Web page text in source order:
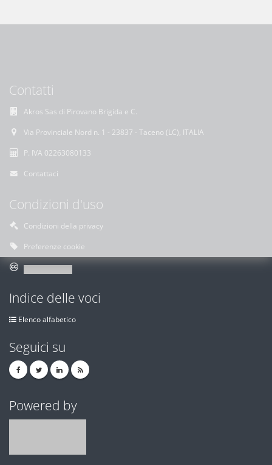
Contatti
Akros Sas di Pirovano Brigida e C.
Via Provinciale Nord n. 1 - 23837 - Taceno (LC), ITALIA
P. IVA 02263080133
Contattaci
Condizioni d'uso
Condizioni della privacy
Preferenze cookie
Indice delle voci
Elenco alfabetico
Seguici su
Powered by